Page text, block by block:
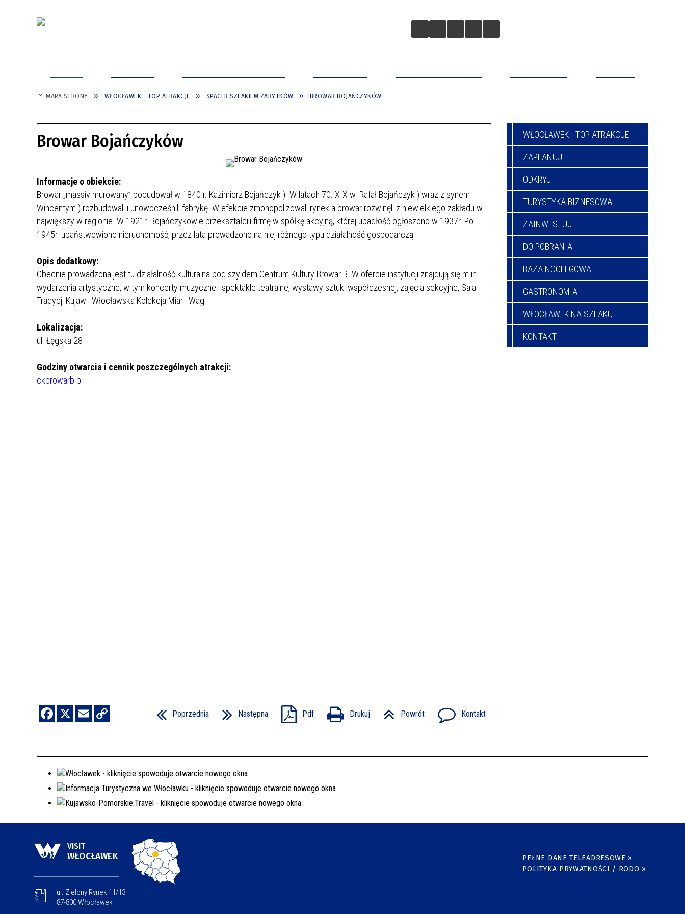
WŁOCŁAWEK W 1 DZIEŃ
POMYSŁY NA ZWIEDZANIE
WŁOCŁAWKA Z DZIEĆMI
SPACERY Z PRZEWODNIKIEM
WŁOWER - ODKRYJ WŁOCŁAWEK NA
ROWERZE MIEJSKIM
WŁOCŁAWEK NA SZLAKU
SPACER SZLAKIEM MURALI
INFORMACJA TURYSTYCZNA
GDZIE ZAPARKOWAĆ?
TOALETY PUBLICZNE
ZWIEDZAJ Z APLIKACJĄ MOBILNĄ
WŁOCŁAWEK - TOP ATRAKCJE
WŁOCŁAWEK - TOP 30
WŁOCŁAWEK - CITYBREAK
ODKRYJ WŁOCŁAWEK - MIASTO
DOBREGO KLIMATU
MAPA STRONY WŁOCŁAWEK - TOP ATRAKCJE SPACER SZLAKIEM ZABYTKÓW BROWAR BOJAŃCZYKÓW
Browar Bojańczyków
Informacje o obiekcie:
Browar „massiv murowany” pobudowałw 1840 r. Kazimierz Bojańczyk ). W latach 70. XIX w. Rafał Bojańczyk ) wraz z synem
Wincentym ) rozbudowali i unowocześnili fabrykę. W efekcie zmonopolizowali rynek a browar rozwinęli z niewielkiego zakładu w
największy w regionie. W 1921r. Bojańczykowie przekształcili firmę w spółkę akcyjną, której upadłość ogłoszono w 1937r. Po
1945r. upaństwowiono nieruchomość, przez lata prowadzono na niej różnego typu działalność gospodarczą.
Opis dodatkowy:
Obecnie prowadzona jest tu działalność kulturalna pod szyldem Centrum Kultury Browar B. W ofercie instytucji znajdują się m.in.
wydarzenia artystyczne, w tym koncerty muzyczne i spektakle teatralne, wystawy sztuki współczesnej, zajęcia sekcyjne, Sala
Tradycji Kujaw i Włocławska Kolekcja Miar i Wag.
Lokalizacja:
ul. Łęgska 28
Godziny otwarcia i cennik poszczególnych atrakcji:
ckbrowarb.pl
Poprzednia Następna Pdf Drukuj Powrót Kontakt
WŁOCŁAWEK - TOP ATRAKCJE
ZAPLANUJ
ODKRYJ
TURYSTYKA BIZNESOWA
ZAINWESTUJ
DO POBRANIA
BAZA NOCLEGOWA
GASTRONOMIA
WŁOCŁAWEK NA SZLAKU
KONTAKT
VISIT
WŁOCŁAWEK
ul. Zielony Rynek 11/13
87-800 Włocławek
PEŁNE DANE TELEADRESOWE »
POLITYKA PRYWATNOŚCI / RODO »